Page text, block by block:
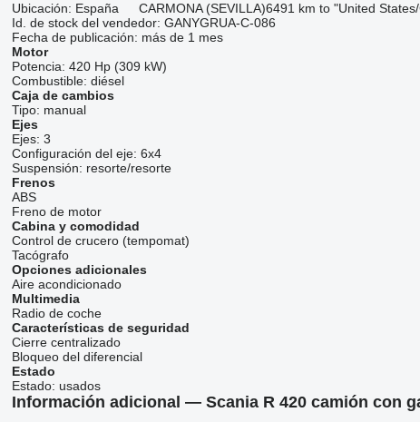
Ubicación: España CARMONA (SEVILLA)6491 km to "United
Id. de stock del vendedor: GANYGRUA-C-086
Fecha de publicación: más de 1 mes
Motor
Potencia: 420 Hp (309 kW)
Combustible: diésel
Caja de cambios
Tipo: manual
Ejes
Ejes: 3
Configuración del eje: 6x4
Suspensión: resorte/resorte
Frenos
ABS
Freno de motor
Cabina y comodidad
Control de crucero (tempomat)
Tacógrafo
Opciones adicionales
Aire acondicionado
Multimedia
Radio de coche
Características de seguridad
Cierre centralizado
Bloqueo del diferencial
Estado
Estado: usados
Información adicional — Scania R 420 camión con